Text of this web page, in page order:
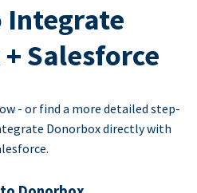
Integrate
Salesforce
- or find a more detailed step-
Donorbox directly with